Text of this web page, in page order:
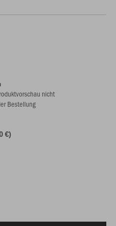
nicht
Bestellung
€)